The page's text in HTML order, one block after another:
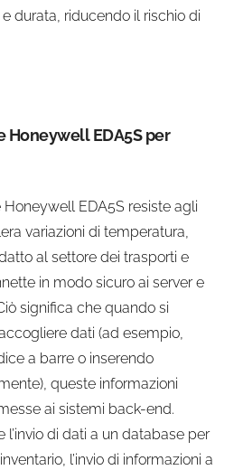
durata, riducendo il rischio di
Honeywell EDA5S per
EDA5S resiste agli
variazioni di temperatura,
al settore dei trasporti e
in modo sicuro ai server e
significa che quando si
dati (ad esempio,
a barre o inserendo
queste informazioni
ai sistemi back-end.
l’invio di dati a un database per
l’invio di informazioni a